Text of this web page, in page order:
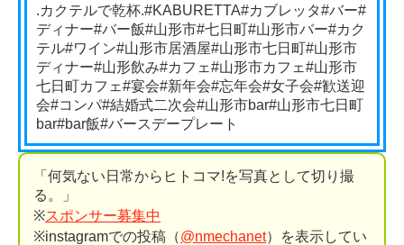
.カクテルで乾杯.#KABURETTA#カブレッタ#バー#
ディナー#バー飯#山形市#七日町#山形市バー#カク
テル#ワイン#山形市居酒屋#山形市七日町#山形市
ディナー#山形飲み#カフェ#山形市カフェ#山形市
七日町カフェ#宴会#新年会#忘年会#女子会#歓送迎
会#コンパ#結婚式二次会#山形市bar#山形市七日町
bar#bar飯#バースデープレート
「何気ない日常からヒトコマ!を写真として切り撮
る。」
※スポンサー募集中
※instagramでの投稿（@nmechanet）を表示してい